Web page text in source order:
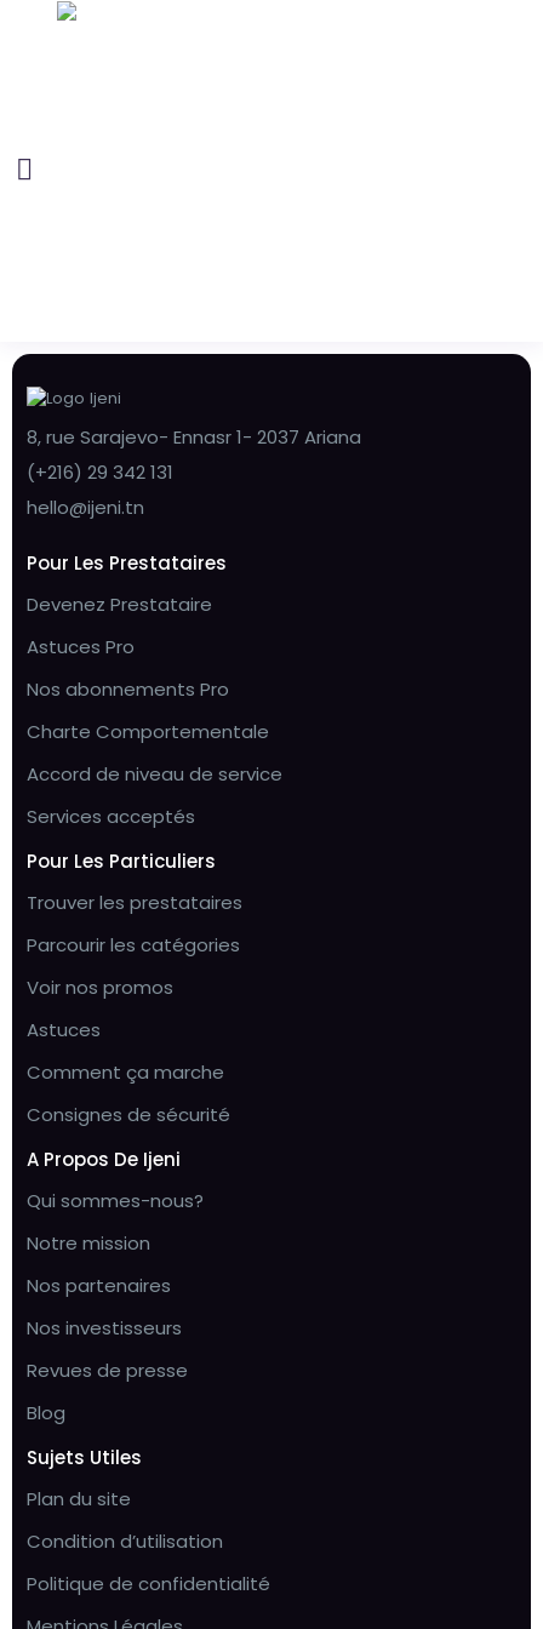
8, rue Sarajevo- Ennasr 1- 2037 Ariana
(+216) 29 342 131
hello@ijeni.tn
Pour Les Prestataires
Devenez Prestataire
Astuces Pro
Nos abonnements Pro
Charte Comportementale
Accord de niveau de service
Services acceptés
Pour Les Particuliers
Trouver les prestataires
Parcourir les catégories
Voir nos promos
Astuces
Comment ça marche
Consignes de sécurité
A Propos De Ijeni
Qui sommes-nous?
Notre mission
Nos partenaires
Nos investisseurs
Revues de presse
Blog
Sujets Utiles
Plan du site
Condition d’utilisation
Politique de confidentialité